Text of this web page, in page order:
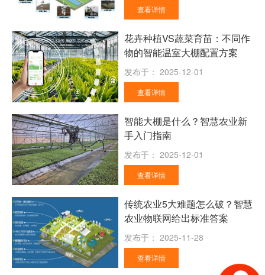
查看详情
花卉种植VS蔬菜育苗：不同作
物的智能温室大棚配置方案
发布于： 2025-12-01
查看详情
智能大棚是什么？智慧农业新
手入门指南
发布于： 2025-12-01
查看详情
传统农业5大难题怎么破？智慧
农业物联网给出标准答案
发布于： 2025-11-28
查看详情